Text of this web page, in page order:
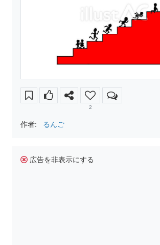
2
作者: るんご
広告を非表示にする